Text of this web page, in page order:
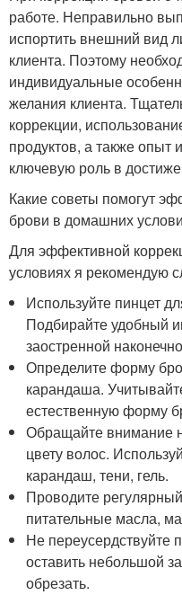
работе. Неправильно
испортить внешний вид
клиента. Поэтому
индивидуальные
желания клиента.
коррекции,
продуктов, а также
ключевую роль в
Какие советы помогут
брови в домашних
Для эффективной
условиях я рекомендую
Используйте пинцет
Подбирайте удобный
заостренной
Определите форму
карандаша.
естественную форму
Обращайте внимание
цвету волос.
карандаш, тени, гель.
Проводите
питательные масла,
Не переусердствуйте
оставить небольшой
обрезать.